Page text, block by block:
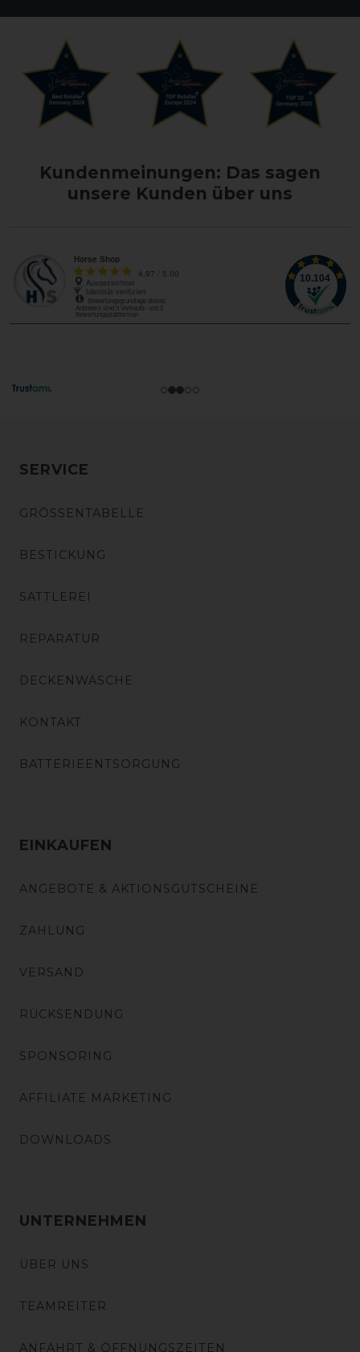
Kundenmeinungen: Das sagen
unsere Kunden über uns
SERVICE
GRÖSSENTABELLE
BESTICKUNG
SATTLEREI
REPARATUR
DECKENWÄSCHE
KONTAKT
BATTERIEENTSORGUNG
EINKAUFEN
ANGEBOTE & AKTIONSGUTSCHEINE
ZAHLUNG
VERSAND
RÜCKSENDUNG
SPONSORING
AFFILIATE MARKETING
DOWNLOADS
UNTERNEHMEN
ÜBER UNS
TEAMREITER
ANFAHRT & ÖFFNUNGSZEITEN